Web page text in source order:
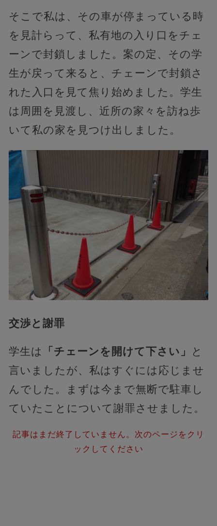
そこで私は、その車が停まっている時
を見計らって、私有地の入り口をチェ
ーンで封鎖しました。案の定、その学
生が戻って来ると、チェーンで封鎖さ
れた入口を見て焦り始めました。学生
は周囲を見渡し、近所の家々を訪ね歩
いて私の家を見つけ出しました。
交渉と謝罪
学生は 「チェーンを開けて下さい」
と
言いましたが、私はすぐには応じませ
んでした。まずは今まで無断で駐車し
ていたことについて謝罪させました。
記事はまだ終了していません。次のページをクリ
ックしてください